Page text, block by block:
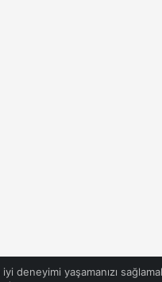
deneyimi yaşamanızı
2023 Kripto Para Haber -